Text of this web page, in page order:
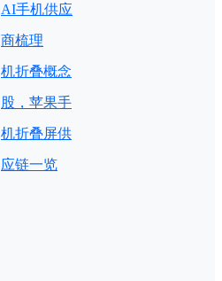
AI手机供应
商梳理
机折叠概念
股，苹果手
机折叠屏供
应链一览